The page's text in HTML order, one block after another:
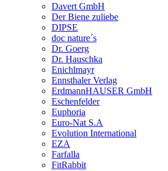
Davert GmbH
Der Biene zuliebe
DIPSE
doc nature´s
Dr. Goerg
Dr. Hauschka
Enichlmayr
Ennsthaler Verlag
ErdmannHAUSER GmbH
Eschenfelder
Euphoria
Euro-Nat S.A
Evolution International
EZA
Farfalla
FitRabbit